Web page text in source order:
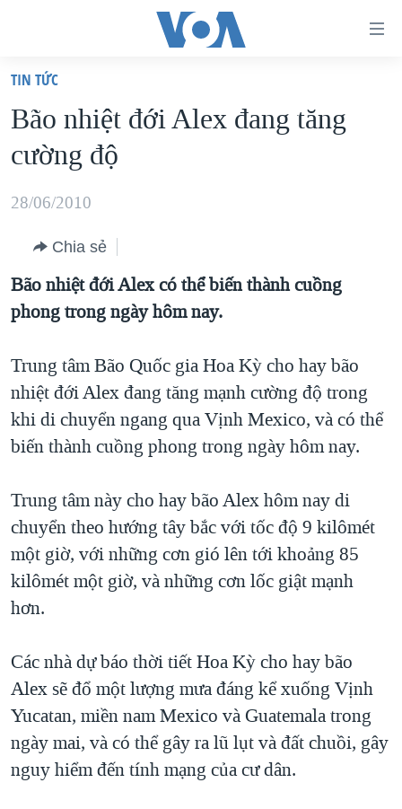
truy
cập
Tới
dung
chính
điều
hướng
Đi
tới
"Tìm"
VIỆT NAM
HOA KỲ
BIỂN ĐÔNG
BLOG
DIỄN ĐÀN
MỤC
TỰ DO BÁO CHÍ
VẠCH TRẦN TIN GIẢ
NGƯỜI VIỆT HẢI NGOẠI
ĐỜI SỐNG
KHOA HỌC
SỨC KHOẺ
VĂN HOÁ
THỂ THAO
CHUYÊN ĐỀ
CHIẾN TRANH THƯƠNG MẠI CỦA MỸ: QUÁ KHỨ VÀ HIỆN
TẠI
HÀNH TRÌNH BẦU CỬ 2024
GIẢI MÃ VÀNH ĐAI & CON ĐƯỜNG
NGÀY TỊ NẠN THẾ GIỚI
TRỊNH VĨNH BÌNH - NGƯỜI HẠ 'BÊN THẮNG CUỘC'
CÁC GIÁ TRỊ CỘNG HÒA Ở VIỆT NAM
THƯỢNG ĐỈNH TRUMP-KIM TẠI VIỆT NAM
NGƯ DÂN VIỆT VÀ LÀN SÓNG TRỘM HẢI SÂM
HỌC TIẾNG ANH
VIDEO
NGHE
MẠNG XÃ HỘI
Ngôn ngữ khác
TIN TỨC
Bão nhiệt đới Alex đang tăng
cường độ
28/06/2010
Chia sẻ
Bão nhiệt đới Alex có thể biến thành cuồng
phong trong ngày hôm nay.
Trung tâm Bão Quốc gia Hoa Kỳ cho hay bão
nhiệt đới Alex đang tăng mạnh cường độ trong
khi di chuyển ngang qua Vịnh Mexico, và có thể
biến thành cuồng phong trong ngày hôm nay.
Trung tâm này cho hay bão Alex hôm nay di
chuyển theo hướng tây bắc với tốc độ 9 kilômét
một giờ, với những cơn gió lên tới khoảng 85
kilômét một giờ, và những cơn lốc giật mạnh
hơn.
Các nhà dự báo thời tiết Hoa Kỳ cho hay bão
Alex sẽ đổ một lượng mưa đáng kể xuống Vịnh
Yucatan, miền nam Mexico và Guatemala trong
ngày mai, và có thể gây ra lũ lụt và đất chuồi, gây
nguy hiểm đến tính mạng của cư dân.